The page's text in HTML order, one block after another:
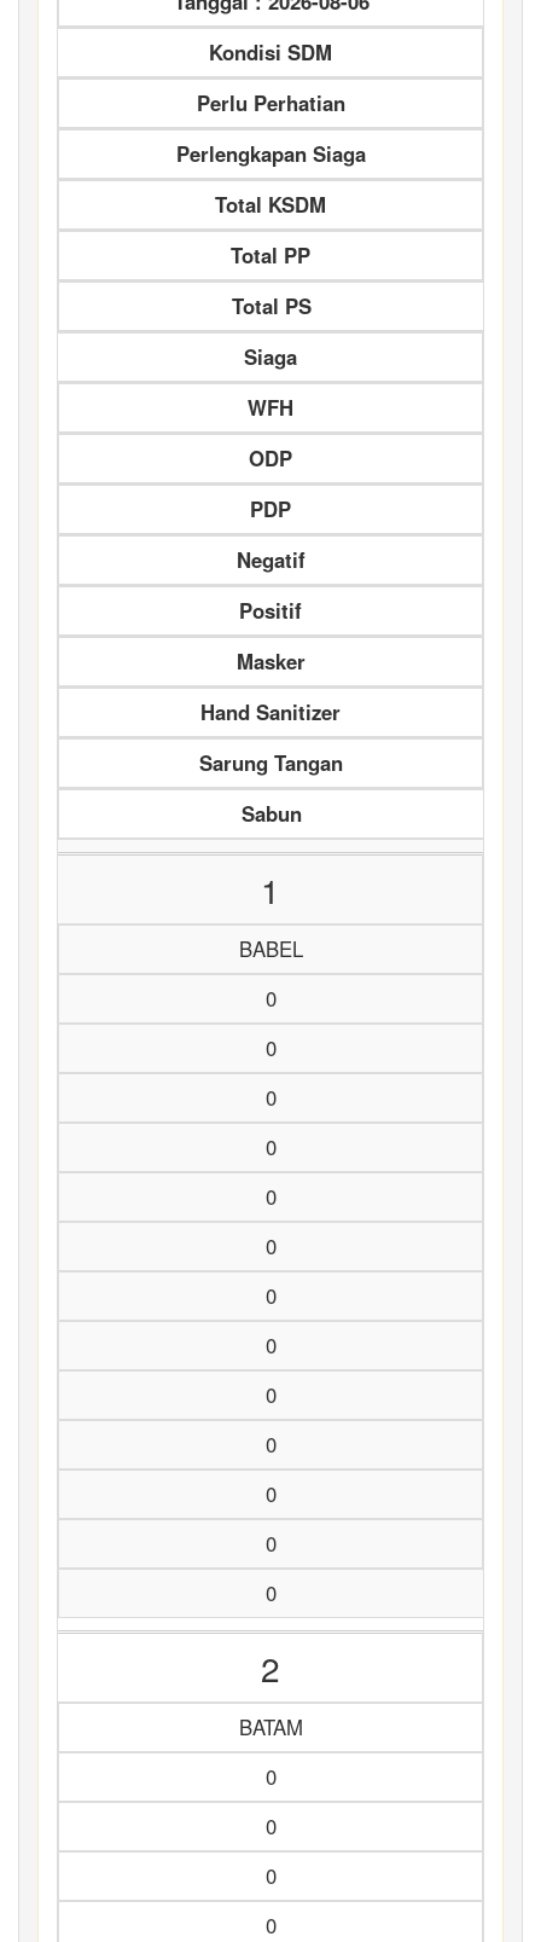
Kondisi SDM
Perlu Perhatian
Perlengkapan Siaga
Total KSDM
Total PP
Total PS
Siaga
WFH
ODP
PDP
Negatif
Positif
Masker
Hand Sanitizer
Sarung Tangan
Sabun
1
BABEL
0
0
0
0
0
0
0
0
0
0
0
0
0
2
BATAM
0
0
0
0